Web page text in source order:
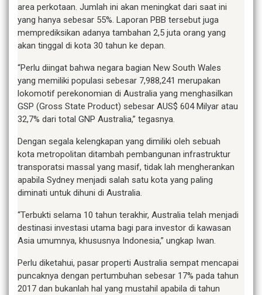
area perkotaan. Jumlah ini akan meningkat dari saat ini
yang hanya sebesar 55%. Laporan PBB tersebut juga
memprediksikan adanya tambahan 2,5 juta orang yang
akan tinggal di kota 30 tahun ke depan.
“Perlu diingat bahwa negara bagian New South Wales
yang memiliki populasi sebesar 7,988,241 merupakan
lokomotif perekonomian di Australia yang menghasilkan
GSP (Gross State Product) sebesar AUS$ 604 Milyar atau
32,7% dari total GNP Australia,” tegasnya.
Dengan segala kelengkapan yang dimiliki oleh sebuah
kota metropolitan ditambah pembangunan infrastruktur
transporatsi massal yang masif, tidak lah mengherankan
apabila Sydney menjadi salah satu kota yang paling
diminati untuk dihuni di Australia.
“Terbukti selama 10 tahun terakhir, Australia telah menjadi
destinasi investasi utama bagi para investor di kawasan
Asia umumnya, khususnya Indonesia,” ungkap Iwan.
Perlu diketahui, pasar properti Australia sempat mencapai
puncaknya dengan pertumbuhan sebesar 17% pada tahun
2017 dan bukanlah hal yang mustahil apabila di tahun